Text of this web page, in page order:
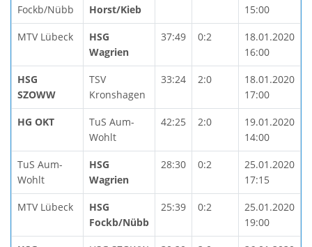
Fockb/Nübb
Horst/Kieb
15:00
MTV Lübeck
HSG
Wagrien
37:49 0:2
18.01.2020
16:00
HSG
SZOWW
TSV
Kronshagen
33:24 2:0
18.01.2020
17:00
HG OKT
TuS Aum-
Wohlt
42:25 2:0
19.01.2020
14:00
TuS Aum-
Wohlt
HSG
Wagrien
28:30 0:2
25.01.2020
17:15
MTV Lübeck
HSG
Fockb/Nübb
25:39 0:2
25.01.2020
19:00